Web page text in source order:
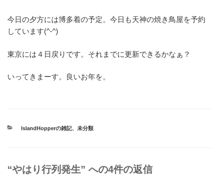
今日の夕方には博多着の予定。今日も天神の焼き鳥屋を予約
しています(^-^)
東京には４日戻りです。それまでに更新できるかなぁ？
いってきまーす。良いお年を。
カ
IslandHopperの雑記、 未分類
“やはり行列発生” への4件の返信